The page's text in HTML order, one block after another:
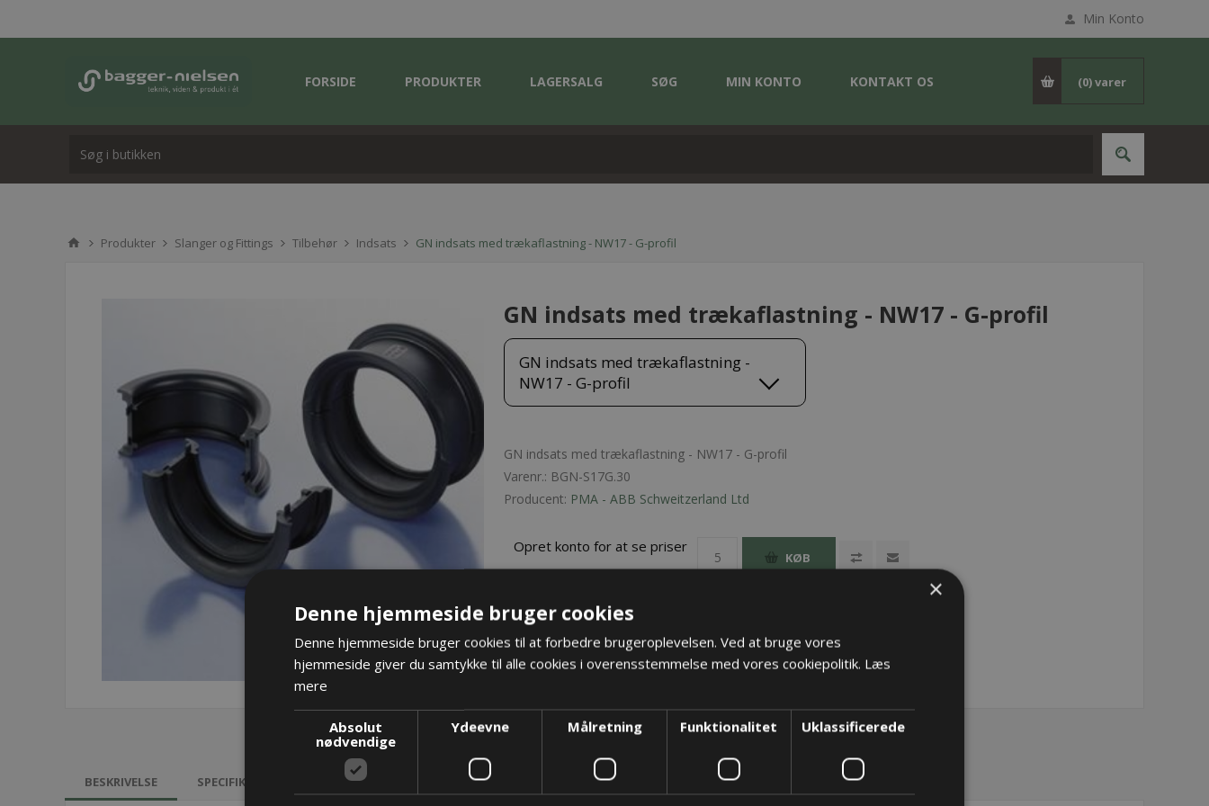
Min Konto
FORSIDE PRODUKTER LAGERSALG SØG MIN KONTO KONTAKT OS (0)varer
Produkter Slanger og Fittings Tilbehør Indsats GN indsats med trækaflastning - NW17 - G-profil
GN indsats med trækaflastning - NW17 - G-profil
GN indsats med trækaflastning -
NW17 - G-profil
GN indsats med trækaflastning - NW17 - G-profil
Varenr.: BGN-S17G.30
Producent: PMA - ABB Schweitzerland Ltd
Opret konto for at se priser
KØB
BESKRIVELSE SPECIFIKATIONER DOKUMENTER KONTAKT OS
×
Denne hjemmeside bruger cookies
Denne hjemmeside bruger cookies til at forbedre brugeroplevelsen. Ved at bruge vores
hjemmeside giver du samtykke til alle cookies i overensstemmelse med vores cookiepolitik. Læs
mere
Absolut
nødvendige
Ydeevne Målretning Funktionalitet Uklassificerede